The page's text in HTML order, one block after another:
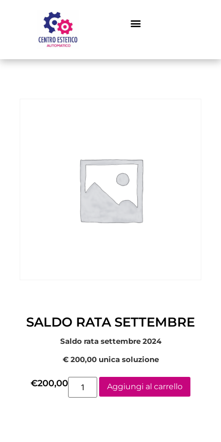
SALDO RATA SETTEMBRE
Saldo rata settembre 2024
€ 200,00 unica soluzione
€200,00 Aggiungi al carrello